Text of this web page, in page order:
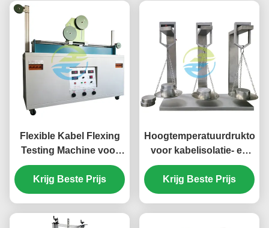
Flexible Kabel Flexing
Testing Machine voor
rubber en PVC
geïsoleerde kabels
onder stroombelasting.
Krijg Beste Prijs
voor kabelisolatie- en
omhultoetsapparatuur
Krijg Beste Prijs